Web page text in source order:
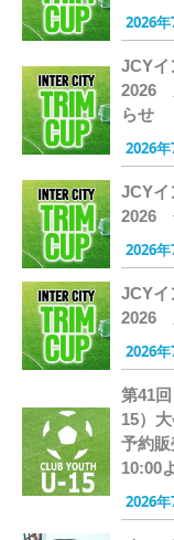
2026
JCYイ
2026
らせ
2026
JCYイ
2026
2026
JCYイ
2026
2026
第41
15）
予約販
10:00
2026